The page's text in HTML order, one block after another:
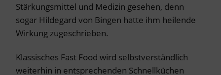
Stärkungsmittel und Medizin gesehen, denn
sogar Hildegard von Bingen hatte ihm heilende
Wirkung zugeschrieben.
Klassisches Fast Food wird selbstverständlich
weiterhin in entsprechenden Schnellküchen